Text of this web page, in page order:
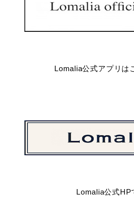
Lomalia公式アプリは
Lomalia公式HP